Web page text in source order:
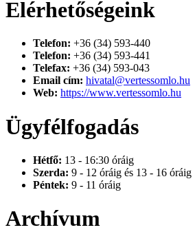
Elérhetőségeink
Telefon: +36 (34) 593-440
Telefon: +36 (34) 593-441
Telefax: +36 (34) 593-043
Email cím: hivatal@vertessomlo.hu
Web: https://www.vertessomlo.hu
Ügyfélfogadás
Hétfő: 13 - 16:30 óráig
Szerda: 9 - 12 óráig és 13 - 16 óráig
Péntek: 9 - 11 óráig
Archívum